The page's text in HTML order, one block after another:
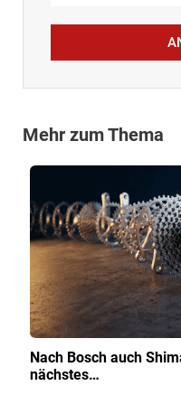
Mehr zum Thema
Nach Bosch auch
nächstes…